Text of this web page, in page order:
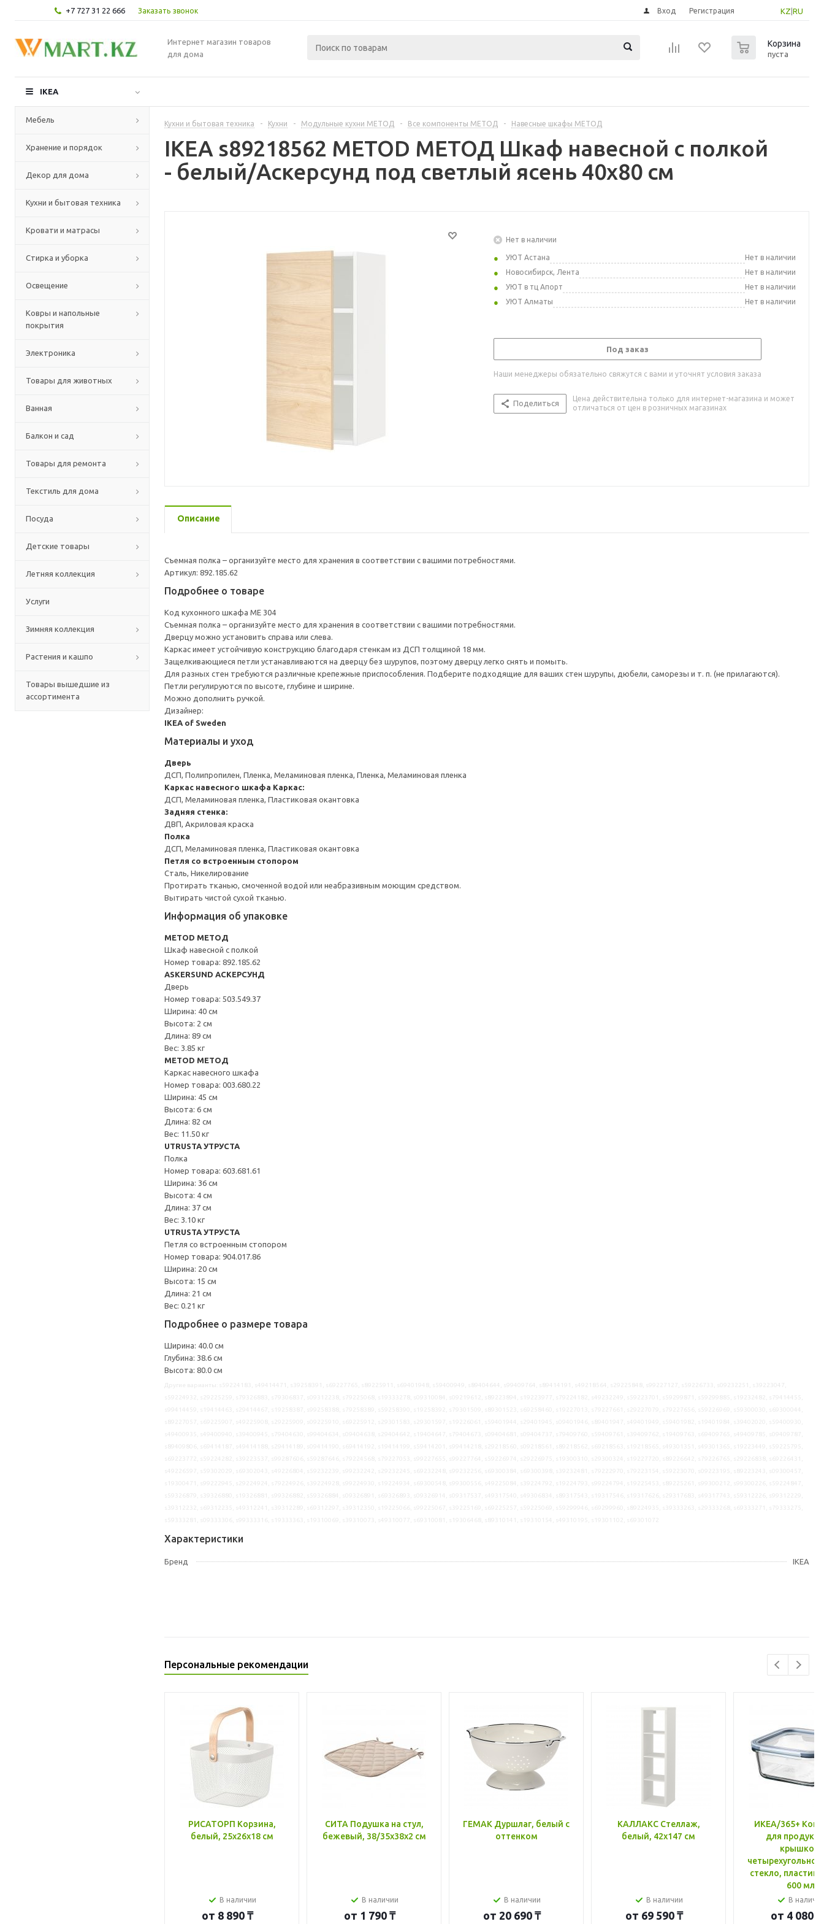
+7 727 31 22 666 Заказать звонок KZ RU
Вход Регистрация
Интернет магазин товаров
для дома
Корзина
пуста
IKEA
Мебель
Хранение и порядок
Декор для дома
Кухни и бытовая техника
Кровати и матрасы
Стирка и уборка
Освещение
Ковры и напольные
покрытия
Электроника
Товары для животных
Ванная
Балкон и сад
Товары для ремонта
Текстиль для дома
Посуда
Детские товары
Летняя коллекция
Услуги
Зимняя коллекция
Растения и кашпо
Товары вышедшие из
ассортимента
Кухни и бытовая техника - Кухни - Модульные кухни МЕТОД - Все компоненты МЕТОД - Навесные шкафы МЕТОД
IKEA s89218562 METOD МЕТОД Шкаф навесной с полкой
- белый/Аскерсунд под светлый ясень 40x80 см
Нет в наличии
УЮТ Астана
Нет в наличии
Новосибирск, Лента
Нет в наличии
УЮТ в тц Апорт
Нет в наличии
УЮТ Алматы
Нет в наличии
Под заказ
Наши менеджеры обязательно свяжутся с вами и уточнят условия заказа
Поделиться
Цена действительна только для интернет-магазина и может
отличаться от цен в розничных магазинах
Описание
Съемная полка – организуйте место для хранения в соответствии с вашими потребностями.
Артикул: 892.185.62
Подробнее о товаре
Код кухонного шкафа ME 304
Съемная полка – организуйте место для хранения в соответствии с вашими потребностями.
Дверцу можно установить справа или слева.
Каркас имеет устойчивую конструкцию благодаря стенкам из ДСП толщиной 18 мм.
Защелкивающиеся петли устанавливаются на дверцу без шурупов, поэтому дверцу легко снять и помыть.
Для разных стен требуются различные крепежные приспособления. Подберите подходящие для ваших стен шурупы, дюбели, саморезы и т. п. (не прилагаются).
Петли регулируются по высоте, глубине и ширине.
Можно дополнить ручкой.
Дизайнер:
IKEA of Sweden
Материалы и уход
Дверь
ДСП, Полипропилен, Пленка, Меламиновая пленка, Пленка, Меламиновая пленка
Каркас навесного шкафа Каркас:
ДСП, Меламиновая пленка, Пластиковая окантовка
Задняя стенка:
ДВП, Акриловая краска
Полка
ДСП, Меламиновая пленка, Пластиковая окантовка
Петля со встроенным стопором
Сталь, Никелирование
Протирать тканью, смоченной водой или неабразивным моющим средством.
Вытирать чистой сухой тканью.
Информация об упаковке
METOD МЕТОД
Шкаф навесной с полкой
Номер товара: 892.185.62
ASKERSUND АСКЕРСУНД
Дверь
Номер товара: 503.549.37
Ширина: 40 см
Высота: 2 см
Длина: 89 см
Вес: 3.85 кг
METOD МЕТОД
Каркас навесного шкафа
Номер товара: 003.680.22
Ширина: 45 см
Высота: 6 см
Длина: 82 см
Вес: 11.50 кг
UTRUSTA УТРУСТА
Полка
Номер товара: 603.681.61
Ширина: 36 см
Высота: 4 см
Длина: 37 см
Вес: 3.10 кг
UTRUSTA УТРУСТА
Петля со встроенным стопором
Номер товара: 904.017.86
Ширина: 20 см
Высота: 15 см
Длина: 21 см
Вес: 0.21 кг
Подробнее о размере товара
Ширина: 40.0 см
Глубина: 38.6 см
Высота: 80.0 см
Характеристики
Бренд IKEA
Персональные рекомендации
РИСАТОРП Корзина,
белый, 25x26x18 см
В наличии
от 8 890 ₸
СИТА Подушка на стул,
бежевый, 38/35x38x2 см
В наличии
от 1 790 ₸
ГЕМАК Дуршлаг, белый с
оттенком
В наличии
от 20 690 ₸
КАЛЛАКС Стеллаж,
белый, 42x147 см
В наличии
от 69 590 ₸
ИКЕА/365+
для
крышкой,
стекло, пластик
600 мл
В
от 4 080 ₸